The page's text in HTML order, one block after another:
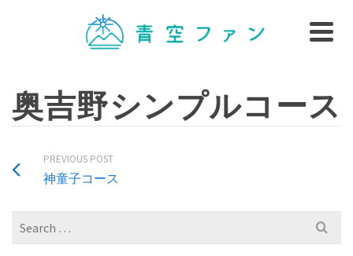
奥吉野シンプルコース
PREVIOUS POST
神童子コース
Search